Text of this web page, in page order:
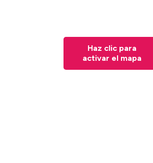
Haz clic para
activar el mapa